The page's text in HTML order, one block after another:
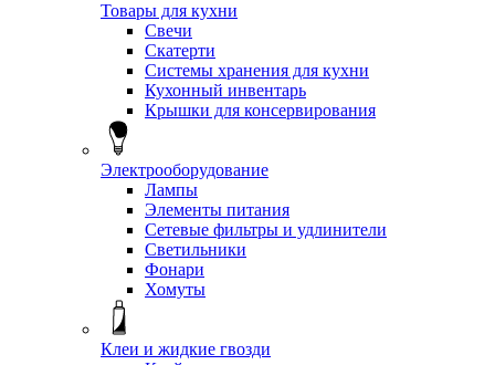
Товары для кухни
Свечи
Скатерти
Системы хранения для кухни
Кухонный инвентарь
Крышки для консервирования
Электрооборудование
Лампы
Элементы питания
Сетевые фильтры и удлинители
Светильники
Фонари
Хомуты
Клеи и жидкие гвозди